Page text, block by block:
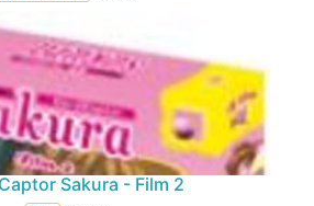
Sakura - Film 2